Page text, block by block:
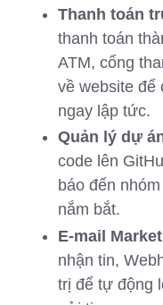
Thanh toán
thanh toán
ATM, cổng
về website để
ngay lập tức.
Quản lý dự
code lên
báo đến
nắm bắt.
E-mail
nhận tin,
trị để tự động